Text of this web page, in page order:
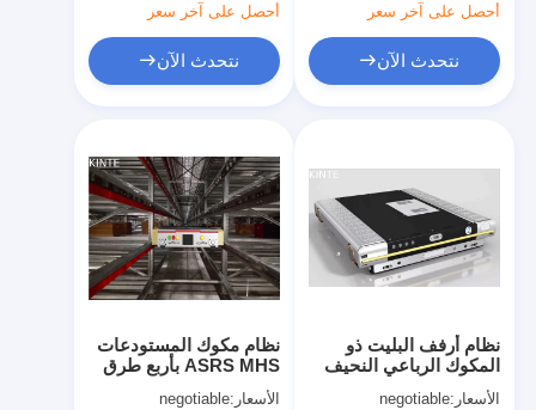
أحصل على آخر سعر
نتحدث الآن
أحصل على آخر سعر
نتحدث الآن
نظام مكوك المستودعات
ASRS MHS بأربع طرق
للخلف والرابع
الأسعار:negotiable
نظام أرفف البليت ذو
المكوك الرباعي النحيف
للغاية بمعدل تحميل 1.5T
الأسعار:negotiable